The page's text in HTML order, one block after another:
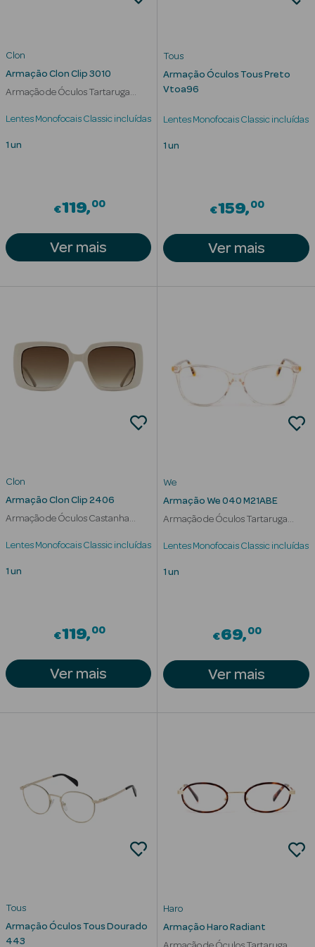
Manchas
Rugas
Pele Seca
- Beauty
Perfumes
Clon
Armação Clon Clip 3010
Armação de Óculos Tartaruga
Lentes Monofocais Classic incluídas
1 un
€119 00
Ver mais
Tous
Armação Óculos Tous Preto
Vtoa96
Lentes Monofocais Classic incluídas
1 un
€159 00
Ver mais
Clon
Armação Clon Clip 2406
Armação de Óculos Castanha
Lentes Monofocais Classic incluídas
1 un
€119 00
Ver mais
We
Armação We 040 M21ABE
Armação de Óculos Tartaruga
Lentes Monofocais Classic incluídas
1 un
€69 00
Ver mais
Tous
Armação Óculos Tous Dourado
443
Haro
Armação Haro Radiant